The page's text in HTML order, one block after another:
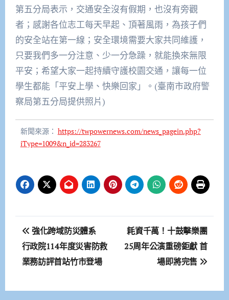
第五分局表示，交通安全沒有假期，也沒有旁觀
者；感謝各位志工每天早起、頂著風雨，為孩子們
的安全站在第一線；安全環境需要大家共同維護，
只要我們多一分注意、少一分急躁，就能換來無限
平安；希望大家一起持續守護校園交通，讓每一位
學生都能「平安上學、快樂回家」。(臺南市政府警
察局第五分局提供照片)
新聞來源： https://twpowernews.com/news_pagein.php?
iType=1009&n_id=283267
文
章
導
覽
強化跨域防災體系
行政院114年度災害防救
業務訪評首站竹市登場
耗資千萬！十鼓擊樂團
25周年公演重磅鉅獻 首
場即將完售